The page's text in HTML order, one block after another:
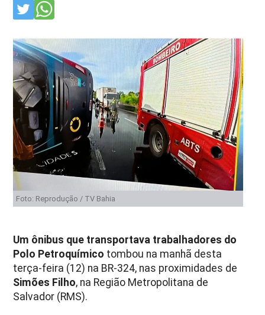
Foto: Reprodução / TV Bahia
Um ônibus que transportava trabalhadores do
Polo Petroquímico tombou na manhã desta
terça-feira (12) na BR-324, nas proximidades de
Simões Filho, na Região Metropolitana de
Salvador (RMS).